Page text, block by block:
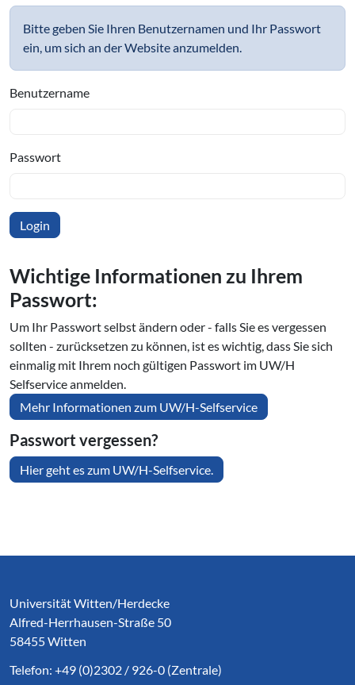
Bitte geben Sie Ihren Benutzernamen und Ihr Passwort
ein, um sich an der Website anzumelden.
Benutzername
Passwort
Wichtige In­for­ma­tio­nen zu Ihrem
Passwort:
Um Ihr Passwort selbst ändern oder - falls Sie es vergessen
sollten - zurücksetzen zu können, ist es wichtig, dass Sie sich
einmalig mit Ihrem noch gültigen Passwort im UW/H
Selfservice anmelden.
Mehr Informationen zum UW/H-Selfservice
Passwort vergessen?
Hier geht es zum UW/H-Selfservice.
Universität Witten/Herdecke
Alfred-Herrhausen-Straße 50
58455 Witten
Telefon: +49 (0)2302 / 926-0 (Zentrale)